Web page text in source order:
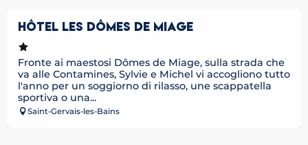
HÔTEL LES DÔMES DE MIAGE
Fronte ai maestosi Dômes de Miage, sulla strada che
va alle Contamines, Sylvie e Michel vi accogliono tutto
l'anno per un soggiorno di rilasso, une scappatella
sportiva o una...
Saint-Gervais-les-Bains